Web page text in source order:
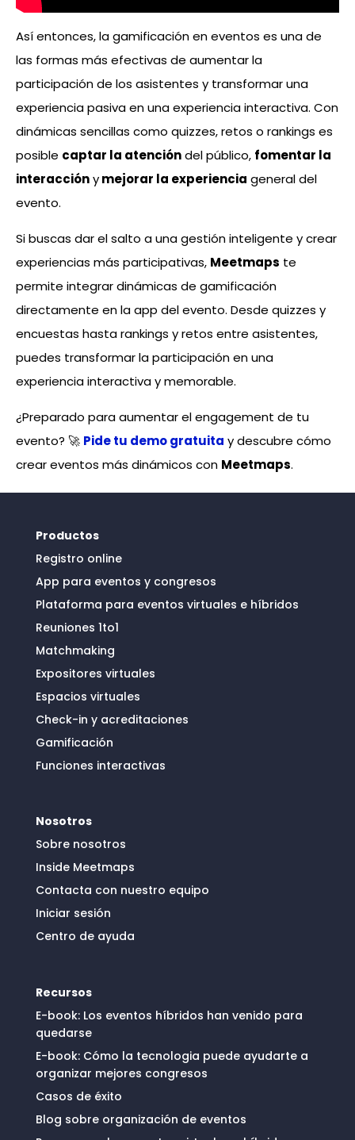
Así entonces, la gamificación en eventos es una de
las formas más efectivas de aumentar la
participación de los asistentes y transformar una
experiencia pasiva en una experiencia interactiva. Con
dinámicas sencillas como quizzes, retos o rankings es
posible captar la atencióndel público, fomentar la
interacciónymejorar la experiencia general del
evento.
Si buscas dar el salto a una gestión inteligente y crear
experiencias más participativas, Meetmaps te
permite integrar dinámicas de gamificación
directamente en la app del evento. Desde quizzes y
encuestas hasta rankings y retos entre asistentes,
puedes transformar la participación en una
experiencia interactiva y memorable.
¿Preparado para aumentar el engagement de tu
evento? 🚀 Pide tu demo gratuita y descubre cómo
crear eventos más dinámicos con Meetmaps.
Productos
Registro online
App para eventos y congresos
Plataforma para eventos virtuales e híbridos
Reuniones 1to1
Matchmaking
Expositores virtuales
Espacios virtuales
Check-in y acreditaciones
Gamificación
Funciones interactivas
Nosotros
Sobre nosotros
Inside Meetmaps
Contacta con nuestro equipo
Iniciar sesión
Centro de ayuda
Recursos
E-book: Los eventos híbridos han venido para
quedarse
E-book: Cómo la tecnologia puede ayudarte a
organizar mejores congresos
Casos de éxito
Blog sobre organización de eventos